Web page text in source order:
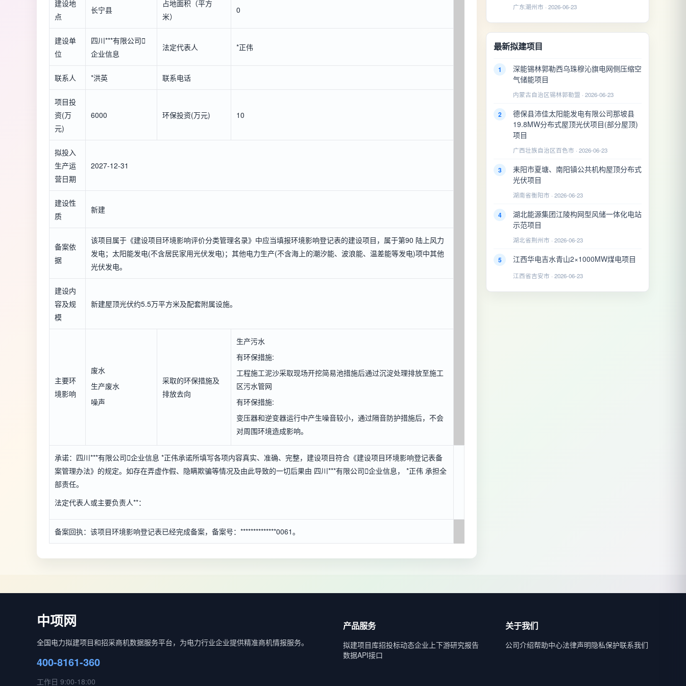
建设地
点
长宁县
占地面积（平方
米）
0
建设单
位
四川***有限公司
企业信息
法定代表人 *正伟
联系人 *洪英 联系电话
项目投
资(万
元)
6000 环保投资(万元) 10
拟投入
生产运
营日期
2027-12-31
建设性
质
新建
备案依
据
该项目属于《建设项目环境影响评价分类管理名录》中应当填报环境影响登记表的建设项目，属于第90 陆上风力
发电；太阳能发电(不含居民家用光伏发电)；其他电力生产(不含海上的潮汐能、波浪能、温差能等发电)项中其他
光伏发电。
建设内
容及规
模
新建屋顶光伏约5.5万平方米及配套附属设施。
主要环
境影响
废水
生产废水
噪声
采取的环保措施及
排放去向
生产污水
有环保措施:
工程施工泥沙采取现场开挖简易池措施后通过沉淀处理排放至施工
区污水管网
有环保措施:
变压器和逆变器运行中产生噪音较小，通过隔音防护措施后，不会
对周围环境造成影响。
承诺：四川***有限公司企业信息 *正伟承诺所填写各项内容真实、准确、完整，建设项目符合《建设项目环境影响登记表备
案管理办法》的规定。如存在弄虚作假、隐瞒欺骗等情况及由此导致的一切后果由 四川***有限公司企业信息， *正伟 承担全
部责任。
法定代表人或主要负责人**：
备案回执：该项目环境影响登记表已经完成备案，备案号：**************0061。
广东潮州市 · 2026-06-23
最新拟建项目
1
深能锡林郭勒西乌珠穆沁旗电网侧压缩空
气储能项目
内蒙古自治区锡林郭勒盟 · 2026-06-23
2
德保县沛佳太阳能发电有限公司那坡县
19.8MW分布式屋顶光伏项目(部分屋顶)
项目
广西壮族自治区百色市 · 2026-06-23
3
耒阳市夏塘、南阳镇公共机构屋顶分布式
光伏项目
湖南省衡阳市 · 2026-06-23
4
湖北能源集团江陵构网型风储一体化电站
示范项目
湖北省荆州市 · 2026-06-23
5 江西华电吉水青山2×1000MW煤电项目
江西省吉安市 · 2026-06-23
中项网
全国电力拟建项目和招采商机数据服务平台，为电力行业企业提供精准商机情报服务。
400-8161-360
工作日 9:00-18:00
产品服务
拟建项目库招投标动态企业上下游研究报告
数据API接口
关于我们
公司介绍帮助中心法律声明隐私保护联系我们